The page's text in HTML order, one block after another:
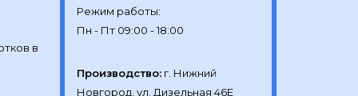
Режим работы:
Производство: г. Нижний
Новгород, ул. Дизельная 46Е
в